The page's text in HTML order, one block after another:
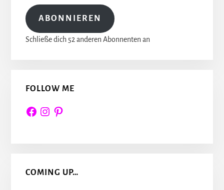
ABONNIEREN
Schließe dich 52 anderen Abonnenten an
FOLLOW ME
FacebookInstagram
Pinterest
COMING UP…